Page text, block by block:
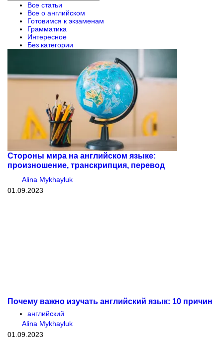
Все статьи
Все о английском
Готовимся к экзаменам
Грамматика
Интересное
Без категории
Стороны мира на английском языке:
произношение, транскрипция, перевод
Alina Mykhayluk
01.09.2023
Почему важно изучать английский язык: 10 причин
английский
Alina Mykhayluk
01.09.2023